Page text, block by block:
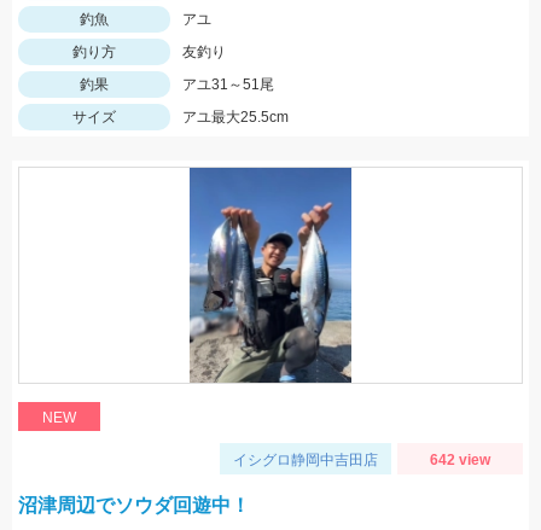
釣魚
アユ
釣り方
友釣り
釣果
アユ31～51尾
サイズ
アユ最大25.5cm
NEW
イシグロ静岡中吉田店 642 view
沼津周辺でソウダ回遊中！